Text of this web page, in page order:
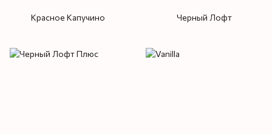
Красное Капучино Черный Лофт